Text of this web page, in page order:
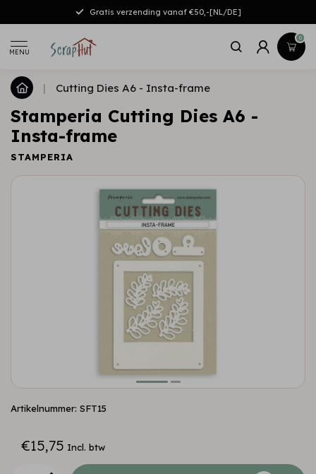
Gratis verzending vanaf €50,-[NL/DE]
MENU
0
| Cutting Dies A6 - Insta-frame
Stamperia Cutting Dies A6 -
Insta-frame
STAMPERIA
Artikelnummer: SFT15
€15,75 Incl. btw